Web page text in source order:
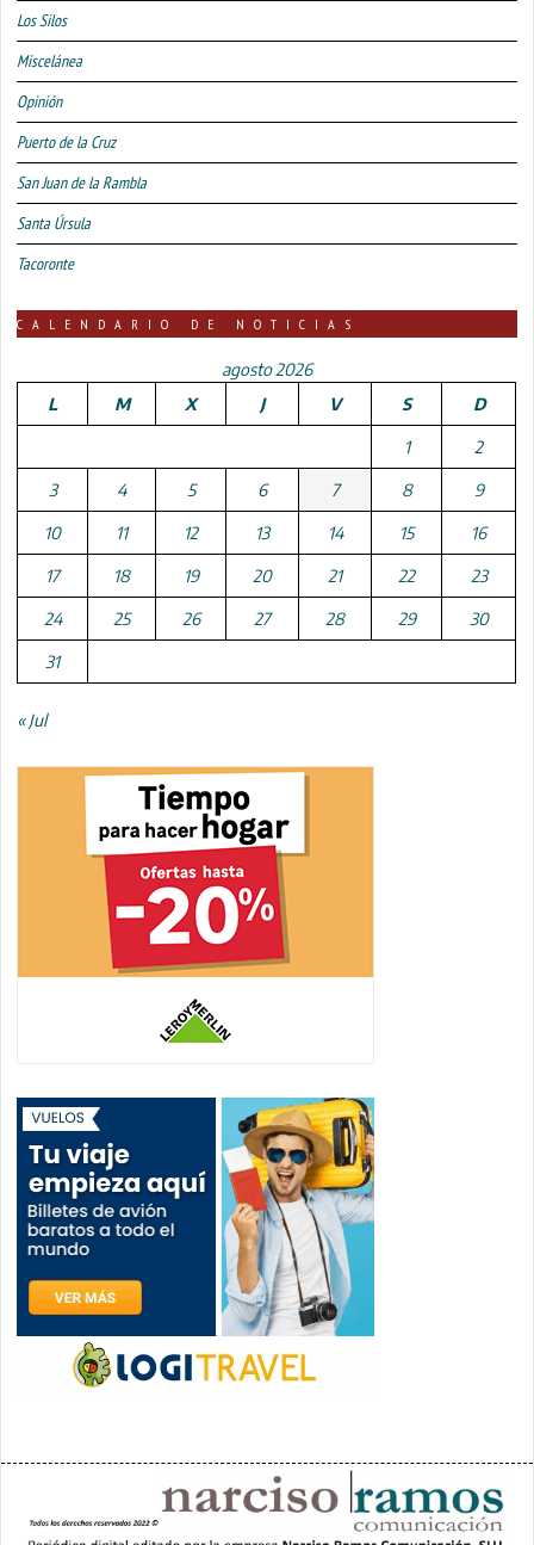
Los Silos
Miscelánea
Opinión
Puerto de la Cruz
San Juan de la Rambla
Santa Úrsula
Tacoronte
CALENDARIO DE NOTICIAS
agosto 2026
L
M X J V S D
1 2
3 4 5 6 7 8 9
10 11 12 13 14 15 16
17 18 19 20 21 22 23
24 25 26 27 28 29 30
31
« Jul